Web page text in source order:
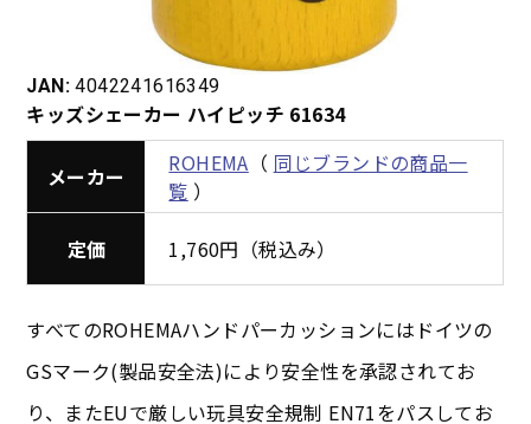
JAN: 4042241616349
キッズシェーカー ハイピッチ 61634
メーカー ROHEMA （ 同じブランドの商品一
覧 ）
定価 1,760円（税込み）
すべてのROHEMAハンドパーカッションにはドイツの
GSマーク(製品安全法)により安全性を承認されてお
り、またEUで厳しい玩具安全規制 EN71をパスしてお